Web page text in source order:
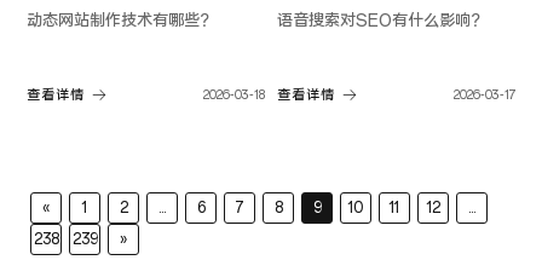
动态网站制作技术有哪些？
查看详情 2026-03-18
语音搜索对SEO有什么影响？
查看详情 2026-03-17
« 1 2 ... 6 7 8 9 10 11 12
...
238
239 »